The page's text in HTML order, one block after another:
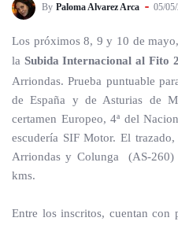
By Paloma Alvarez Arca 05/
Los próximos 8, 9 y 10 de
la Subida Internacional al Fito
Arriondas. Prueba puntuable
de España y de Asturias de
certamen Europeo, 4ª del
escudería SIF Motor. El
Arriondas y Colunga (AS-
kms.
Entre los inscritos, cuentan con